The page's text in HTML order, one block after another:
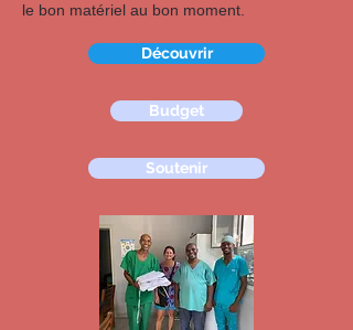
le bon matériel au bon moment.
Découvrir
Budget
Soutenir